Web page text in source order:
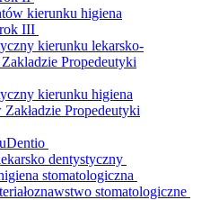
kierunku higiena
III
kierunku lekarsko-
Propedeutyki
kierunku higiena
Propedeutyki
dentystyczny
stomatologiczna
stomatologiczne